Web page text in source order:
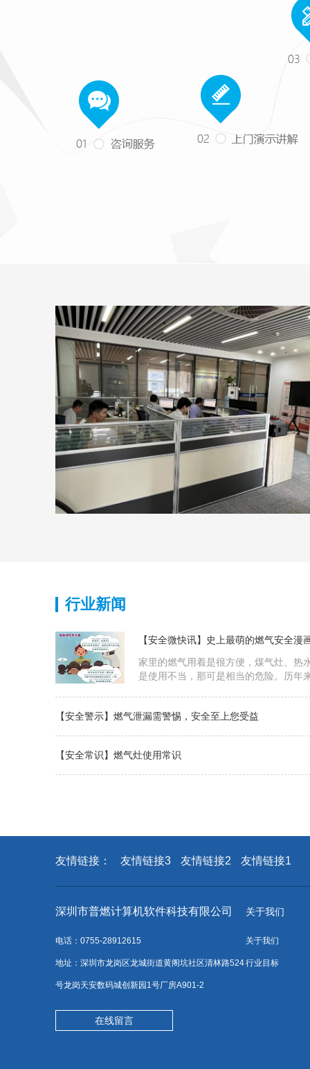
行业新闻
【安全微快讯】史上最萌的燃气安全漫
家里的燃气用着是很方便，煤气灶、热
是使用不当，那可是相当的危险。历年
【安全警示】燃气泄漏需警惕，安全至上您受益
【安全常识】燃气灶使用常识
友情链接： 友情链接3 友情链接2 友情链接1
深圳市普燃计算机软件科技有限公司
电话：0755-28912615
地址：深圳市龙岗区龙城街道黄阁坑社区清林路524
号龙岗天安数码城创新园1号厂房A901-2
在线留言
关于我们
关于我们
行业目标